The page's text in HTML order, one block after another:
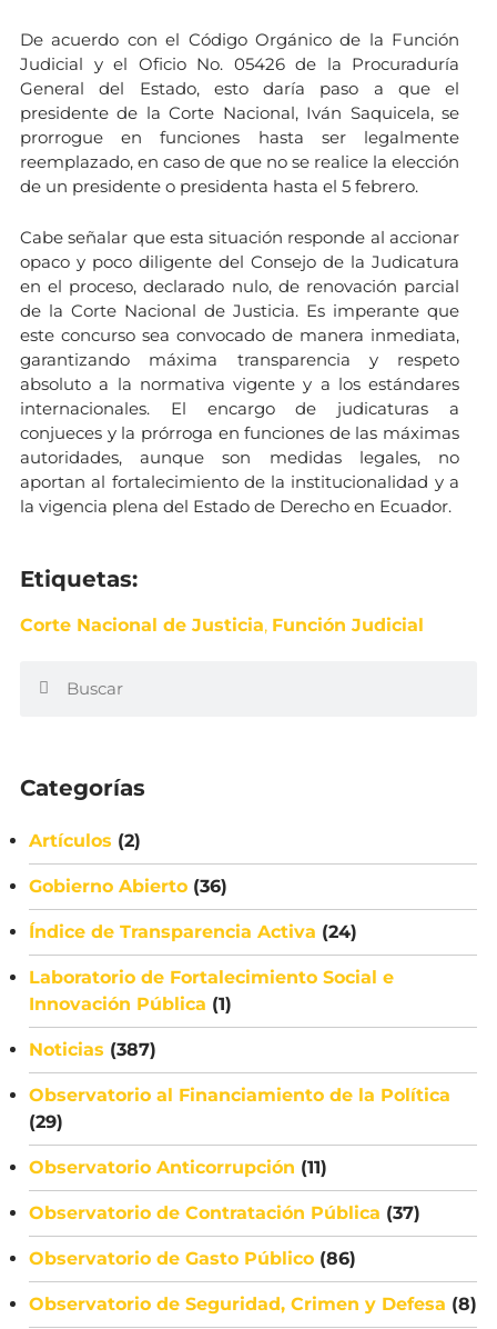
De acuerdo con el Código Orgánico de la Función
Judicial y el Oficio No. 05426 de la Procuraduría
General del Estado, esto daría paso a que el
presidente de la Corte Nacional, Iván Saquicela, se
prorrogue en funciones hasta ser legalmente
reemplazado, en caso de que no se realice la elección
de un presidente o presidenta hasta el 5 febrero.
Cabe señalar que esta situación responde al accionar
opaco y poco diligente del Consejo de la Judicatura
en el proceso, declarado nulo, de renovación parcial
de la Corte Nacional de Justicia. Es imperante que
este concurso sea convocado de manera inmediata,
garantizando máxima transparencia y respeto
absoluto a la normativa vigente y a los estándares
internacionales. El encargo de judicaturas a
conjueces y la prórroga en funciones de las máximas
autoridades, aunque son medidas legales, no
aportan al fortalecimiento de la institucionalidad y a
la vigencia plena del Estado de Derecho en Ecuador.
Etiquetas:
Corte Nacional de Justicia, Función Judicial
Categorías
Artículos (2)
Gobierno Abierto (36)
Índice de Transparencia Activa (24)
Laboratorio de Fortalecimiento Social e
Innovación Pública (1)
Noticias (387)
Observatorio al Financiamiento de la Política
(29)
Observatorio Anticorrupción (11)
Observatorio de Contratación Pública (37)
Observatorio de Gasto Público (86)
Observatorio de Seguridad, Crimen y Defesa (8)